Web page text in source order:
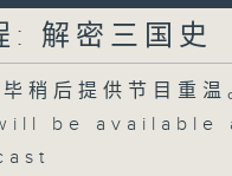
: 解密三国史
稍后提供节目重温
be available